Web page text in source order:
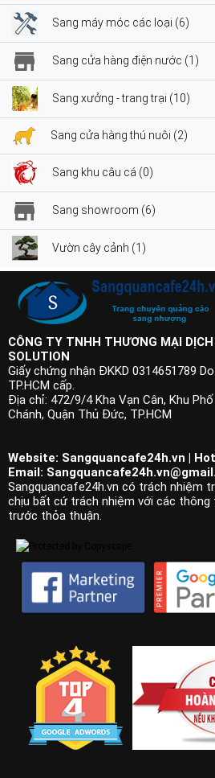
Sang máy móc các loại (6)
Sang cửa hàng điện nước (1)
Sang xưởng - trang trại (10)
Sang cửa hàng thú nuôi (2)
Sang khu câu cá (0)
Sang showroom (6)
Vườn cây cảnh (1)
CÔNG TY TNHH THƯƠNG MẠI
SOLUTION
Giấy chứng nhận ĐKKD 0314651789
TP.HCM cấp.
Địa chỉ: 472/9/4 Kha Vạn Cân, Khu
Chánh, Quận Thủ Đức, TP.HCM
Website: Sangquancafe24h.vn |
Email:
Sangquancafe24h.vn có trách nhiệm
chịu bất cứ trách nhiệm với các thông
trước thỏa thuận.